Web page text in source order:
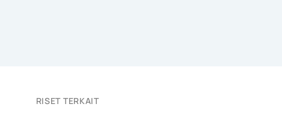
RISET TERKAIT